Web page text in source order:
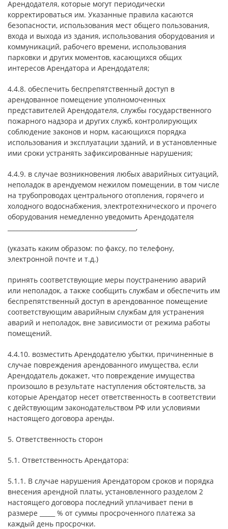
Арендодателя, которые могут периодически
корректироваться им. Указанные правила касаются
безопасности, использования мест общего пользования,
входа и выхода из здания, использования оборудования и
коммуникаций, рабочего времени, использования
парковки и других моментов, касающихся общих
интересов Арендатора и Арендодателя;
4.4.8. обеспечить беспрепятственный доступ в
арендованное помещение уполномоченных
представителей Арендодателя, службы государственного
пожарного надзора и других служб, контролирующих
соблюдение законов и норм, касающихся порядка
использования и эксплуатации зданий, и в установленные
ими сроки устранять зафиксированные нарушения;
4.4.9. в случае возникновения любых аварийных ситуаций,
неполадок в арендуемом нежилом помещении, в том числе
на трубопроводах центрального отопления, горячего и
холодного водоснабжения, электротехнического и прочего
оборудования немедленно уведомить Арендодателя
__________________________________________,
(указать каким образом: по факсу, по телефону,
электронной почте и т.д.)
принять соответствующие меры поустранению аварий
или неполадок, а также сообщить службам и обеспечить им
беспрепятственный доступ в арендованное помещение
соответствующим аварийным службам для устранения
аварий и неполадок, вне зависимости от режима работы
помещений.
4.4.10. возместить Арендодателю убытки, причиненные в
случае повреждения арендованного имущества, если
Арендодатель докажет, что повреждение имущества
произошло в результате наступления обстоятельств, за
которые Арендатор несет ответственность в соответствии
с действующим законодательством РФ или условиями
настоящего договора аренды.
5. Ответственность сторон
5.1. Ответственность Арендатора:
5.1.1. В случае нарушения Арендатором сроков и порядка
внесения арендной платы, установленного разделом 2
настоящего договора последний уплачивает пени в
размере _____ % от суммы просроченного платежа за
каждый день просрочки.